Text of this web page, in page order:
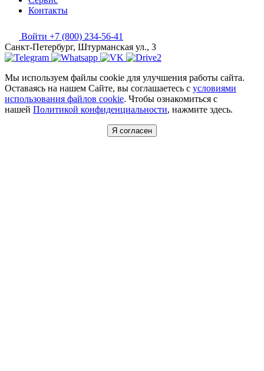
Контакты
Войти +7 (800) 234-56-41
Санкт-Петербург, Штурманская ул., 3
Мы используем файлы cookie для улучшения работы сайта.
Оставаясь на нашем Сайте, вы соглашаетесь с условиями
использования файлов cookie. Чтобы ознакомиться с
нашей Политикой конфиденциальности, нажмите здесь.
Я согласен